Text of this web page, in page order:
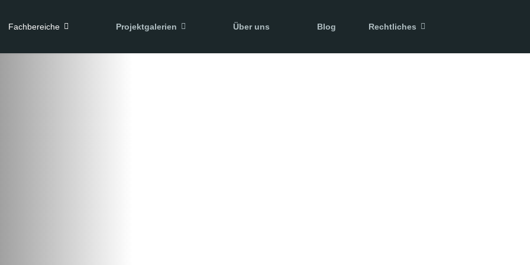
Fachbereiche Projektgalerien Über uns Blog Rechtliches